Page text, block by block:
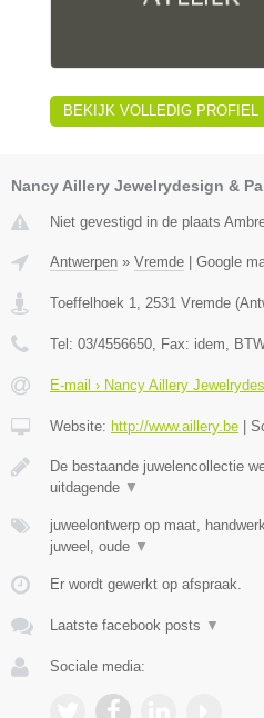
BEKIJK VOLLEDIG PROFIEL
Nancy Aillery Jewelrydesign &
Niet gevestigd in de plaats
Antwerpen » Vremde | Google
Toeffelhoek 1 2531 Vremde (
Tel: 03/4556650 , Fax: idem ,
E-mail › Nancy Aillery
Website: http://www.aillery.be |
De bestaande juwelencollectie
uitdagende ▼
juweelontwerp op maat,
juweel, oude ▼
Er wordt gewerkt op afspraak.
Laatste facebook posts ▼
Sociale media: